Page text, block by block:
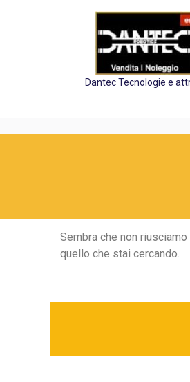
Dantec Tecnologie e
Sembra che non riusciamo
quello che stai cercando.